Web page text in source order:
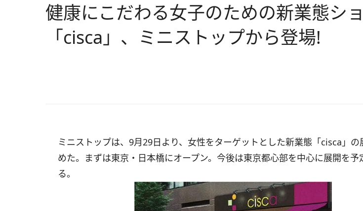
健康にこだわる女子のための新業態シ
「cisca」、ミニストップから登場!
ミニストップは、9月29日より、女性をターゲットとした新業態「cisca」の
めた。まずは東京・日本橋にオープン。今後は東京都心部を中心に展開を予
る。